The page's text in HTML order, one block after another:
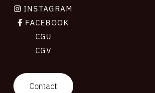
INSTAGRAM
FACEBOOK
CGU
CGV
Contact